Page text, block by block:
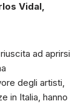
Vidal,
ad aprirsi
degli artisti,
in Italia, hanno